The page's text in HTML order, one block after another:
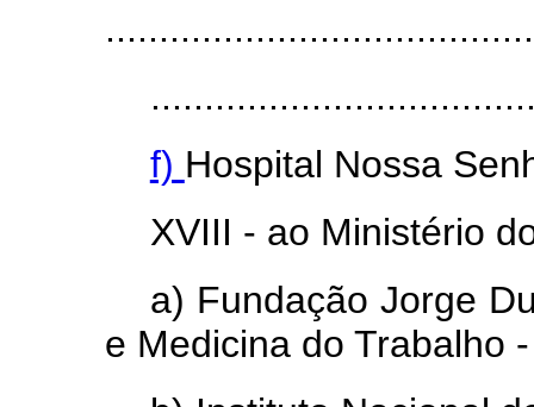
f) Hospital Nossa
XVIII - ao Ministério
a) Fundação Jorge
e Medicina do Trabalho